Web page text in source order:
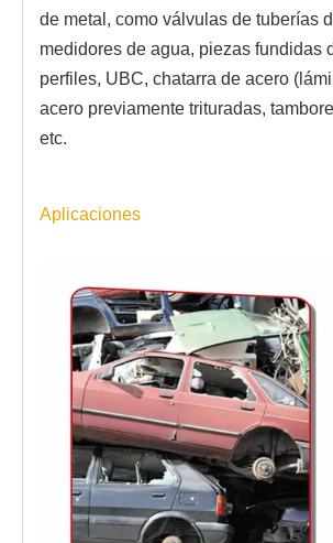
de metal, como válvulas de tuberías
medidores de agua, piezas fundidas
perfiles, UBC, chatarra de acero
acero previamente trituradas,
etc.
Aplicaciones